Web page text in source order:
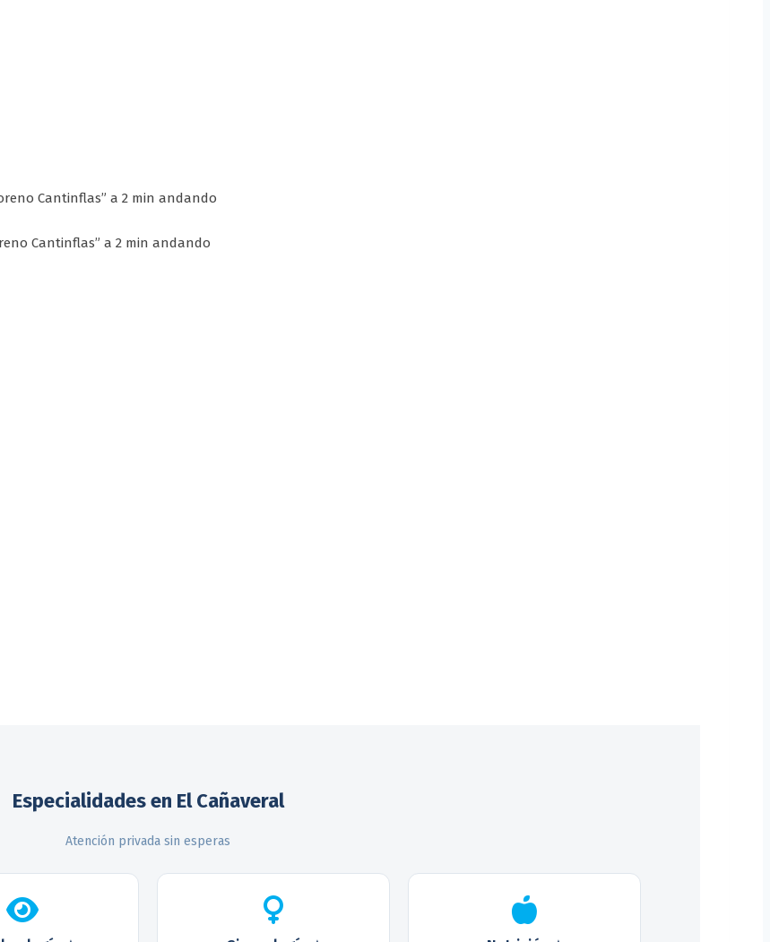
Cantinflas” a 2 min andando
Cantinflas” a 2 min andando
Especialidades en El Cañaveral
Atención privada sin esperas